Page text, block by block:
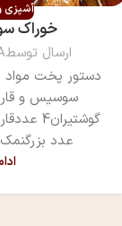
آشپزی
خوراک
ارسال توسط
دستور پخت
سوسیس و
عدد